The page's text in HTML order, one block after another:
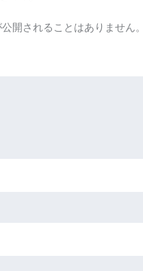
公開されることはありません